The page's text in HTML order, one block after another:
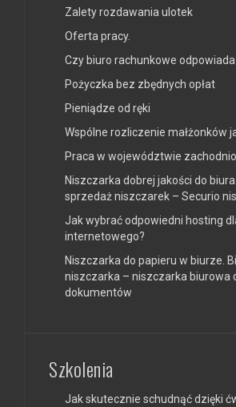
Zalety rozdawania ulotek
Oferta pracy.
Czy biuro rachunkowe odpowiada
Pożyczka bez zbędnych opłat
Pieniądze od ręki
Wspólne rozliczenie małżonków
Praca w województwie
Niszczarka dobrej jakości do
sprzedaż niszczarek – Securio
Jak wybrać odpowiedni hosting
internetowego?
Niszczarka do papieru w biurze.
niszczarka – niszczarka biurowa
dokumentów
Szkolenia
Jak skutecznie schudnąć dzięki